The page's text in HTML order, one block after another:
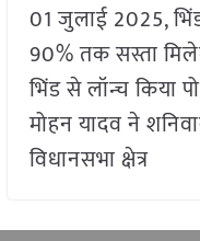
01 जुलाई 2025,
90% तक सस्ता
भिंड से लॉन्च किया
मोहन यादव ने
विधानसभा क्षेत्र